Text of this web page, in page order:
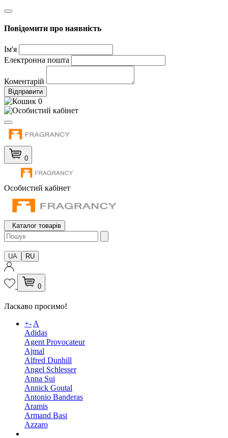
Повідомити про наявність
Ім'я
Електронна пошта
Коментарій
Відправити
0
0
Особистий кабінет
Каталог товарів
UA RU
0
Ласкаво просимо!
+-A
Adidas
Agent Provocateur
Ajmal
Alfred Dunhill
Angel Schlesser
Anna Sui
Annick Goutal
Antonio Banderas
Aramis
Armand Basi
Azzaro